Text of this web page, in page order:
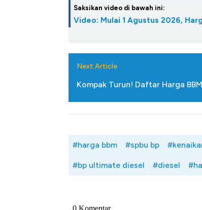
Saksikan video di bawah ini:
Video: Mulai 1 Agustus 2026,
Next Article
Kompak Turun! Daftar Harga
#harga bbm #spbu bp
#bp ultimate diesel #diesel